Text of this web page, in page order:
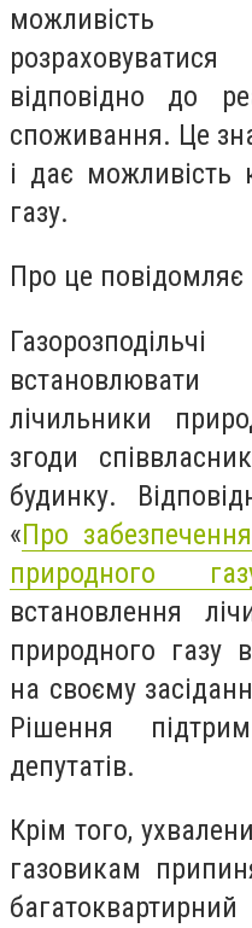
відповідно до
споживання. Це
і дає можливість
газу.
Про це
встановлювати
лічильники
згоди
будинку.
«Про
природного
встановлення
природного газу
на своєму
Рішення
депутатів.
Крім того,
газовикам